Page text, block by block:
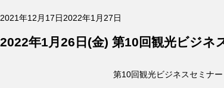
投
日:
2021年12月17日2022年1月27日
2022年1月26日(金) 第10回観光ビジネ
第10回観光ビジネスセミナー